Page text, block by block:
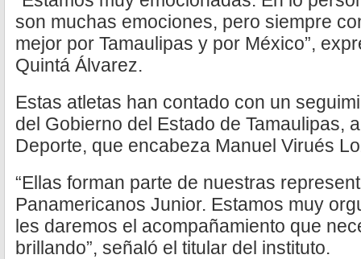
son muchas emociones, pero siempre
mejor por Tamaulipas y por México”,
Quintá Álvarez.
Estas atletas han contado con un
del Gobierno del Estado de Tamaulipas,
Deporte, que encabeza Manuel Virués
“Ellas forman parte de nuestras
Panamericanos Junior. Estamos muy
les daremos el acompañamiento que
brillando”, señaló el titular del instituto.